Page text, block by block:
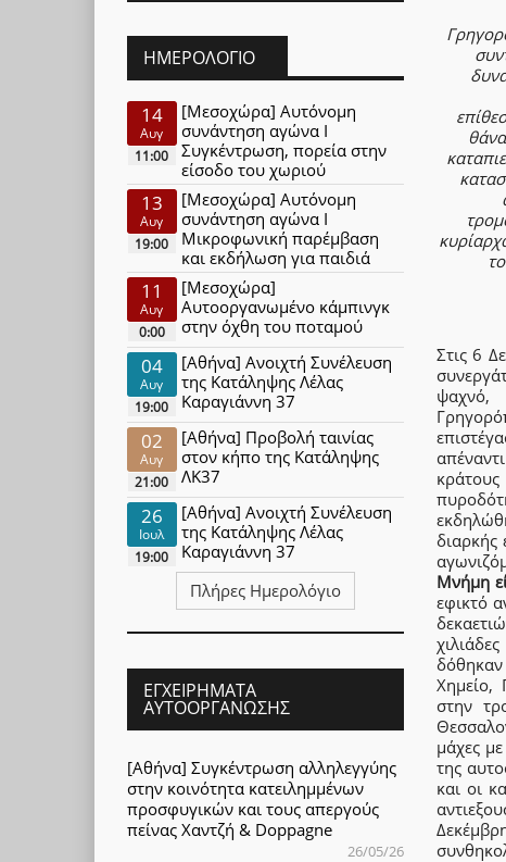
Στις 6
ψαχνό,
διαρκής
Μνήμη
εφικτό
Χημείο,
στην
μάχες
της
και οι
ΗΜΕΡΟΛΌΓΙΟ
14
Αυγ
11:00
[Μεσοχώρα] Αυτόνομη
συνάντηση αγώνα Ι
Συγκέντρωση, πορεία στην
είσοδο του χωριού
13
Αυγ
19:00
[Μεσοχώρα] Αυτόνομη
συνάντηση αγώνα Ι
Μικροφωνική παρέμβαση
και εκδήλωση για παιδιά
11
Αυγ
0:00
[Μεσοχώρα]
Αυτοοργανωμένο κάμπινγκ
στην όχθη του ποταμού
04
Αυγ
19:00
[Αθήνα] Ανοιχτή Συνέλευση
της Κατάληψης Λέλας
Καραγιάννη 37
02
Αυγ
21:00
[Αθήνα] Προβολή ταινίας
στον κήπο της Κατάληψης
ΛΚ37
26
Ιουλ
19:00
[Αθήνα] Ανοιχτή Συνέλευση
της Κατάληψης Λέλας
Καραγιάννη 37
Πλήρες Ημερολόγιο
ΕΓΧΕΙΡΉΜΑΤΑ
ΑΥΤΟΟΡΓΆΝΩΣΗΣ
[Αθήνα] Συγκέντρωση αλληλεγγύης
στην κοινότητα κατειλημμένων
προσφυγικών και τους απεργούς
πείνας Χαντζή & Doppagne
26/05/26